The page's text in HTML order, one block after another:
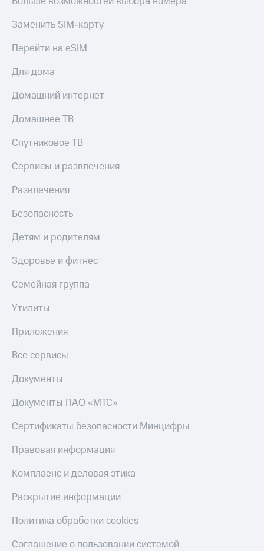
Заменить SIM-карту
Перейти на eSIM
Для дома
Домашний интернет
Домашнее ТВ
Спутниковое ТВ
Сервисы и развлечения
Развлечения
Безопасность
Детям и родителям
Здоровье и фитнес
Семейная группа
Утилиты
Приложения
Все сервисы
Документы
Документы ПАО «МТС»
Сертификаты безопасности Минцифры
Правовая информация
Комплаенс и деловая этика
Раскрытие информации
Политика обработки cookies
Соглашение о пользовании системой